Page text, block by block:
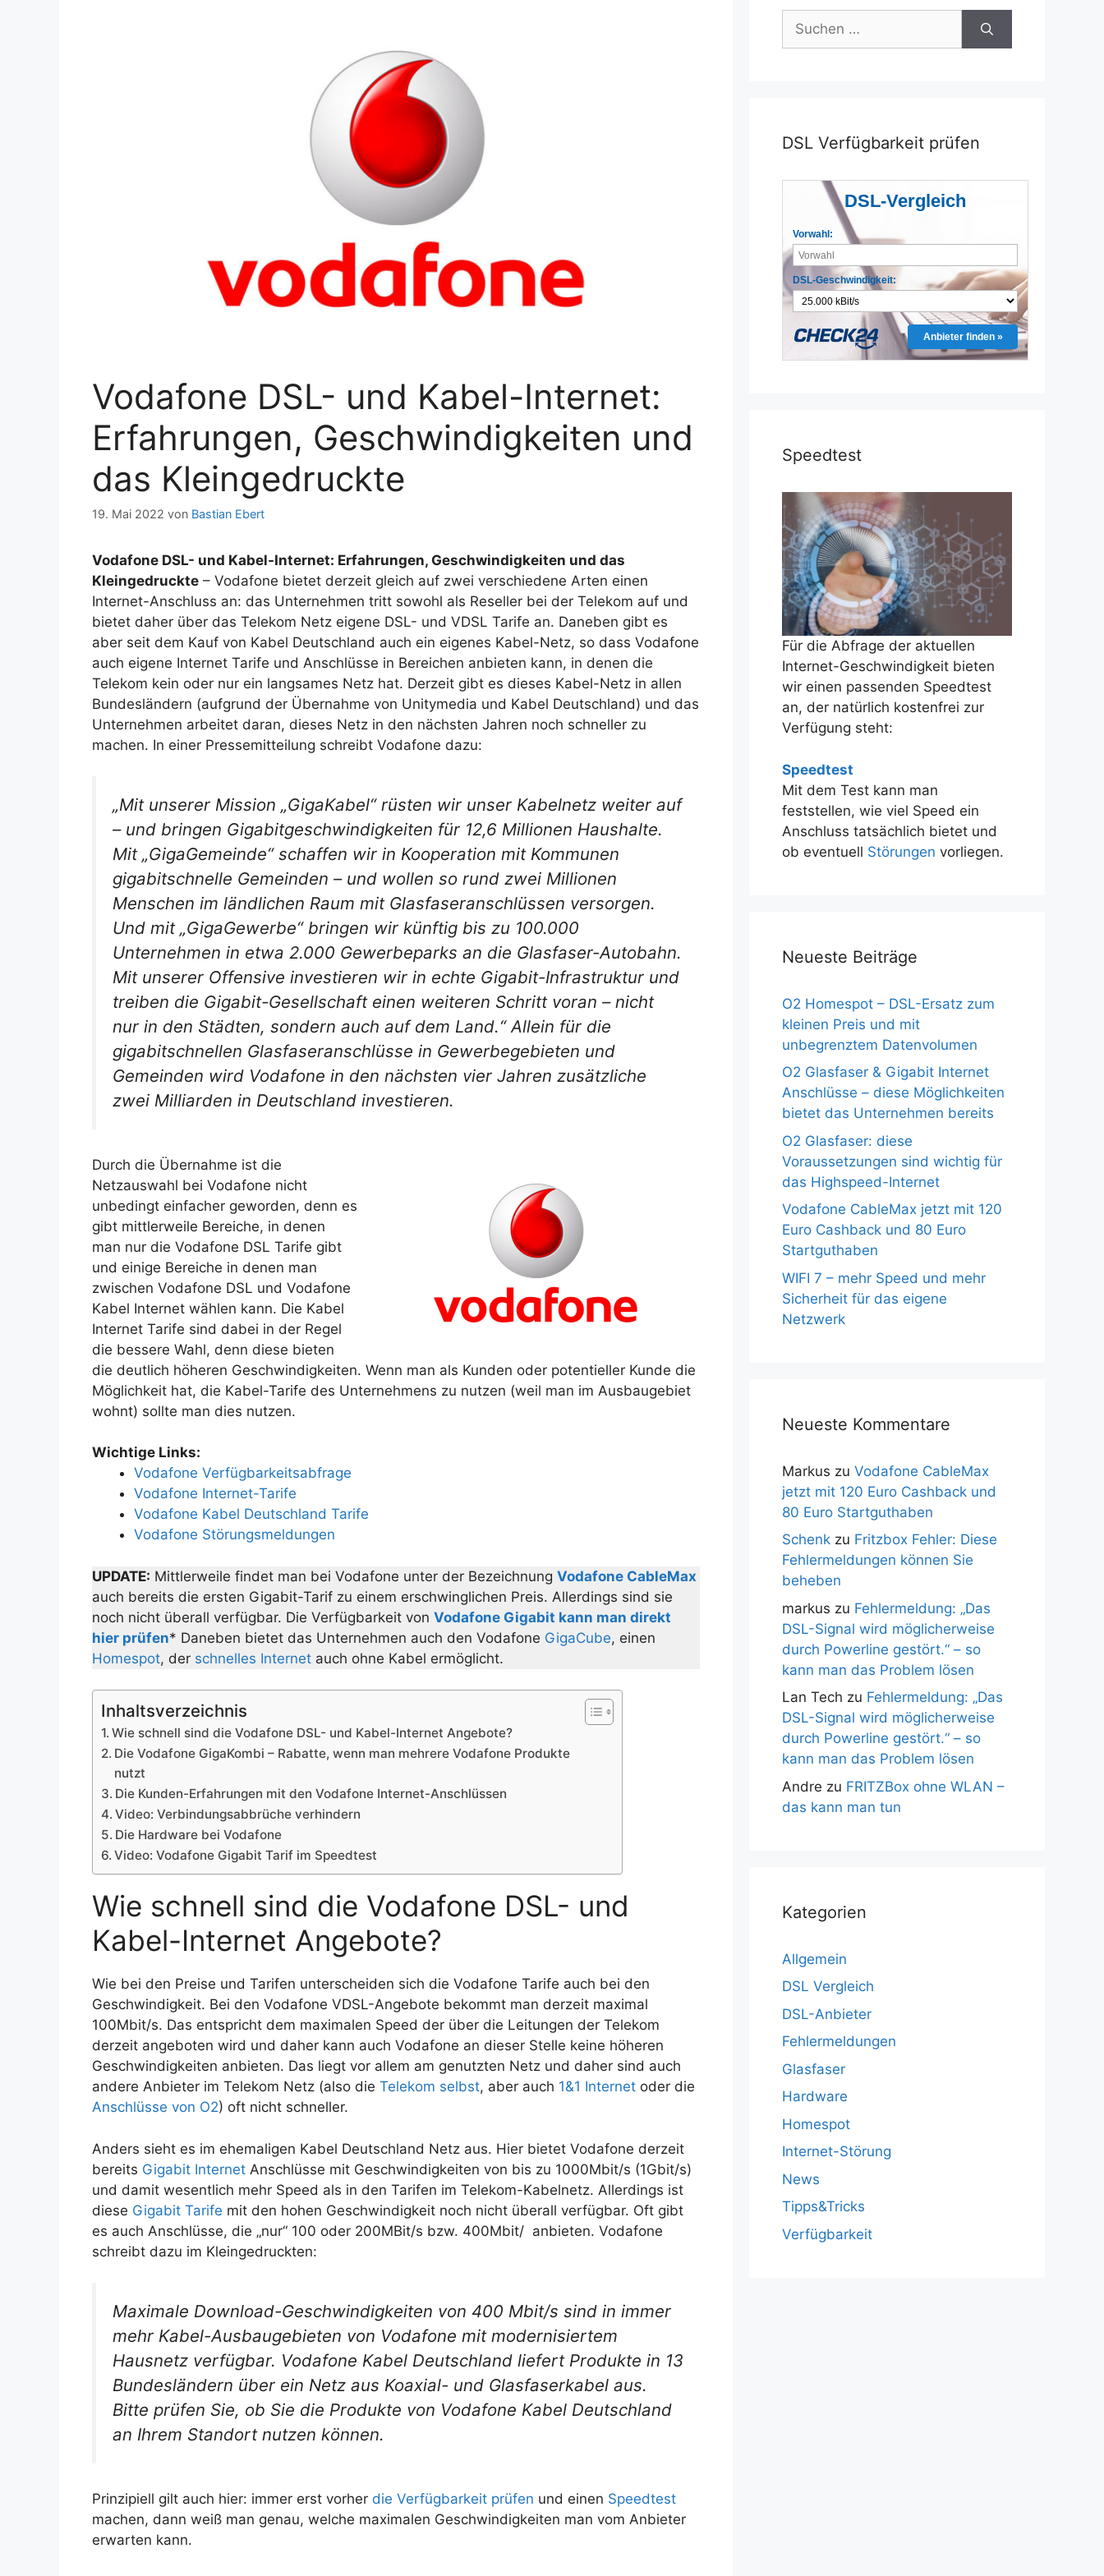
Vodafone DSL- und Kabel-Internet:
Erfahrungen, Geschwindigkeiten und
das Kleingedruckte
19. Mai 2022 von Bastian Ebert
Vodafone DSL- und Kabel-Internet: Erfahrungen, Geschwindigkeiten und das
Kleingedruckte – Vodafone bietet derzeit gleich auf zwei verschiedene Arten einen
Internet-Anschluss an: das Unternehmen tritt sowohl als Reseller bei der Telekom auf und
bietet daher über das Telekom Netz eigene DSL- und VDSL Tarife an. Daneben gibt es
aber seit dem Kauf von Kabel Deutschland auch ein eigenes Kabel-Netz, so dass Vodafone
auch eigene Internet Tarife und Anschlüsse in Bereichen anbieten kann, in denen die
Telekom kein oder nur ein langsames Netz hat. Derzeit gibt es dieses Kabel-Netz in allen
Bundesländern (aufgrund der Übernahme von Unitymedia und Kabel Deutschland) und das
Unternehmen arbeitet daran, dieses Netz in den nächsten Jahren noch schneller zu
machen. In einer Pressemitteilung schreibt Vodafone dazu:
„Mit unserer Mission „GigaKabel“ rüsten wir unser Kabelnetz weiter auf
– und bringen Gigabitgeschwindigkeiten für 12,6 Millionen Haushalte.
Mit „GigaGemeinde“ schaffen wir in Kooperation mit Kommunen
gigabitschnelle Gemeinden – und wollen so rund zwei Millionen
Menschen im ländlichen Raum mit Glasfaseranschlüssen versorgen.
Und mit „GigaGewerbe“ bringen wir künftig bis zu 100.000
Unternehmen in etwa 2.000 Gewerbeparks an die Glasfaser-Autobahn.
Mit unserer Offensive investieren wir in echte Gigabit-Infrastruktur und
treiben die Gigabit-Gesellschaft einen weiteren Schritt voran – nicht
nur in den Städten, sondern auch auf dem Land.“ Allein für die
gigabitschnellen Glasfaseranschlüsse in Gewerbegebieten und
Gemeinden wird Vodafone in den nächsten vier Jahren zusätzliche
zwei Milliarden in Deutschland investieren.
Durch die Übernahme ist die
Netzauswahl bei Vodafone nicht
unbedingt einfacher geworden, denn es
gibt mittlerweile Bereiche, in denen
man nur die Vodafone DSL Tarife gibt
und einige Bereiche in denen man
zwischen Vodafone DSL und Vodafone
Kabel Internet wählen kann. Die Kabel
Internet Tarife sind dabei in der Regel
die bessere Wahl, denn diese bieten
die deutlich höheren Geschwindigkeiten. Wenn man als Kunden oder potentieller Kunde die
Möglichkeit hat, die Kabel-Tarife des Unternehmens zu nutzen (weil man im Ausbaugebiet
wohnt) sollte man dies nutzen.
Wichtige Links:
Vodafone Verfügbarkeitsabfrage
Vodafone Internet-Tarife
Vodafone Kabel Deutschland Tarife
Vodafone Störungsmeldungen
UPDATE: Mittlerweile findet man bei Vodafone unter der Bezeichnung Vodafone CableMax
auch bereits die ersten Gigabit-Tarif zu einem erschwinglichen Preis. Allerdings sind sie
noch nicht überall verfügbar. Die Verfügbarkeit von Vodafone Gigabit kann man direkt
hier prüfen* Daneben bietet das Unternehmen auch den Vodafone GigaCube, einen
Homespot, der schnelles Internet auch ohne Kabel ermöglicht.
Inhaltsverzeichnis
Wie schnell sind die Vodafone DSL- und Kabel-Internet Angebote?
Die Vodafone GigaKombi – Rabatte, wenn man mehrere Vodafone Produkte
nutzt
Die Kunden-Erfahrungen mit den Vodafone Internet-Anschlüssen
Video: Verbindungsabbrüche verhindern
Die Hardware bei Vodafone
Video: Vodafone Gigabit Tarif im Speedtest
Wie schnell sind die Vodafone DSL- und
Kabel-Internet Angebote?
Wie bei den Preise und Tarifen unterscheiden sich die Vodafone Tarife auch bei den
Geschwindigkeit. Bei den Vodafone VDSL-Angebote bekommt man derzeit maximal
100Mbit/s. Das entspricht dem maximalen Speed der über die Leitungen der Telekom
derzeit angeboten wird und daher kann auch Vodafone an dieser Stelle keine höheren
Geschwindigkeiten anbieten. Das liegt vor allem am genutzten Netz und daher sind auch
andere Anbieter im Telekom Netz (also die Telekom selbst, aber auch 1&1 Internet oder die
Anschlüsse von O2) oft nicht schneller.
Anders sieht es im ehemaligen Kabel Deutschland Netz aus. Hier bietet Vodafone derzeit
bereits Gigabit Internet Anschlüsse mit Geschwindigkeiten von bis zu 1000Mbit/s (1Gbit/s)
und damit wesentlich mehr Speed als in den Tarifen im Telekom-Kabelnetz. Allerdings ist
diese Gigabit Tarife mit den hohen Geschwindigkeit noch nicht überall verfügbar. Oft gibt
es auch Anschlüsse, die „nur“ 100 oder 200MBit/s bzw. 400Mbit/ anbieten. Vodafone
schreibt dazu im Kleingedruckten:
Maximale Download-Geschwindigkeiten von 400 Mbit/s sind in immer
mehr Kabel-Ausbaugebieten von Vodafone mit modernisiertem
Hausnetz verfügbar. Vodafone Kabel Deutschland liefert Produkte in 13
Bundesländern über ein Netz aus Koaxial- und Glasfaserkabel aus.
Bitte prüfen Sie, ob Sie die Produkte von Vodafone Kabel Deutschland
an Ihrem Standort nutzen können.
Prinzipiell gilt auch hier: immer erst vorher die Verfügbarkeit prüfen und einen Speedtest
machen, dann weiß man genau, welche maximalen Geschwindigkeiten man vom Anbieter
erwarten kann.
Suchen
nach:
DSL Verfügbarkeit prüfen
DSL-Vergleich
Vorwahl:
DSL-Geschwindigkeit:
Anbieter finden »
Speedtest
Für die Abfrage der aktuellen
Internet-Geschwindigkeit bieten
wir einen passenden Speedtest
an, der natürlich kostenfrei zur
Verfügung steht:
Speedtest
Mit dem Test kann man
feststellen, wie viel Speed ein
Anschluss tatsächlich bietet und
ob eventuell Störungen vorliegen.
Neueste Beiträge
O2 Homespot – DSL-Ersatz zum
kleinen Preis und mit
unbegrenztem Datenvolumen
O2 Glasfaser & Gigabit Internet
Anschlüsse – diese Möglichkeiten
bietet das Unternehmen bereits
O2 Glasfaser: diese
Voraussetzungen sind wichtig für
das Highspeed-Internet
Vodafone CableMax jetzt mit 120
Euro Cashback und 80 Euro
Startguthaben
WIFI 7 – mehr Speed und mehr
Sicherheit für das eigene
Netzwerk
Neueste Kommentare
Markus zu Vodafone CableMax
jetzt mit 120 Euro Cashback und
80 Euro Startguthaben
Schenk zu Fritzbox Fehler: Diese
Fehlermeldungen können Sie
beheben
markus zu Fehlermeldung: „Das
DSL-Signal wird möglicherweise
durch Powerline gestört.“ – so
kann man das Problem lösen
Lan Tech zu Fehlermeldung: „Das
DSL-Signal wird möglicherweise
durch Powerline gestört.“ – so
kann man das Problem lösen
Andre zu FRITZBox ohne WLAN –
das kann man tun
Kategorien
Allgemein
DSL Vergleich
DSL-Anbieter
Fehlermeldungen
Glasfaser
Hardware
Homespot
Internet-Störung
News
Tipps&Tricks
Verfügbarkeit